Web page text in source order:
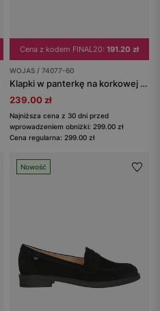
Cena z kodem FINAL20: 191.20 zł
WOJAS / 74077-60
Klapki w panterkę na korkowej podeszwie
239.00 zł
Najniższa cena z 30 dni przed
wprowadzeniem obniżki: 299.00 zł
Cena regularna: 299.00 zł
Nowość